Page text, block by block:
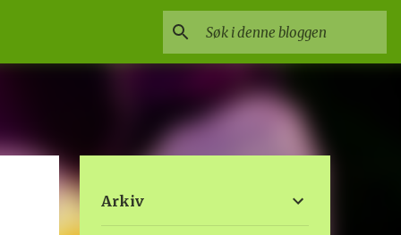
Arkiv